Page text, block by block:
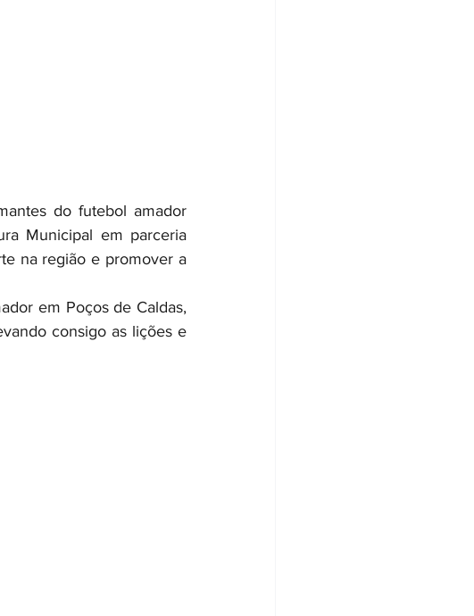
do futebol amador
Municipal em parceria
na região e promover a
em Poços de Caldas,
consigo as lições e